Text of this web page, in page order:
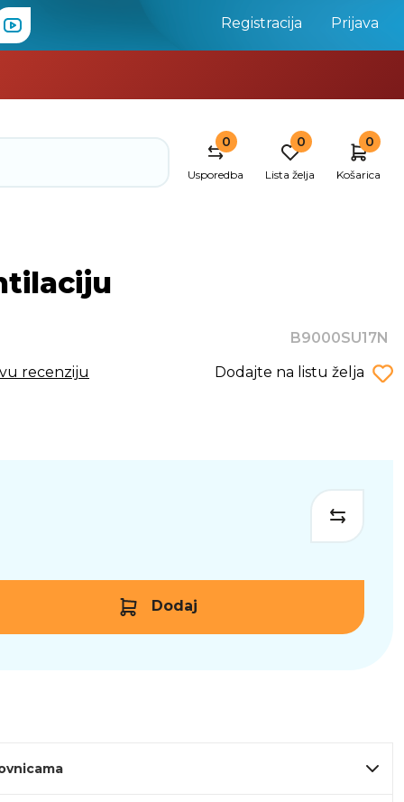
Registracija Prijava
0
Usporedba
0
Lista želja
0
Košarica
B9000SU17N
recenziju
Dodajte na listu želja
Dodaj